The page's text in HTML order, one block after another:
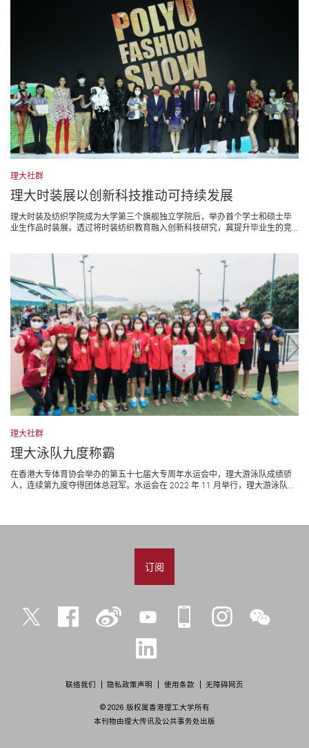
理大社群
理大时装展以创新科技推动可持续发展
理大时装及纺织学院成为大学第三个旗舰独立学院后，举办首个学士和硕士毕
业生作品时装展。透过将时装纺织教育融入创新科技研究，冀提升毕业生的竞...
理大社群
理大泳队九度称霸
在香港大专体育协会举办的第五十七届大专周年水运会中，理大游泳队成绩骄
人，连续第九度夺得团体总冠军。水运会在 2022 年 11 月举行，理大游泳队...
联络我们 隐私政策声明 使用条款 无障碍网页
© 2026 版权属香港理工大学所有
本刊物由理大传讯及公共事务处出版
订阅
Twitter Facebook 微
YouTube iPolyU Instagram微
LinkedIn